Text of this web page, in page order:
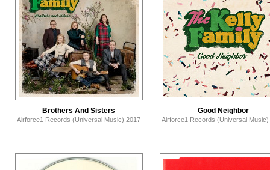
Brothers And Sisters
Airforce1 Records (Universal Music) 2017
Good Neighbor
Airforce1 Records (Universal Music)